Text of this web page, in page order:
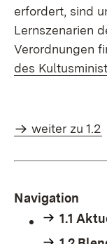
erfordert, sind
Lernszenarien
Verordnungen
des
weiter zu 1.2
Navigation
1.1